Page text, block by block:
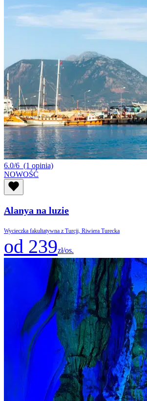
6.0/6 (1 opinia)
NOWOŚĆ
Alanya na luzie
Wycieczka fakultatywna z Turcji, Riwiera Turecka
od 239zł/os.